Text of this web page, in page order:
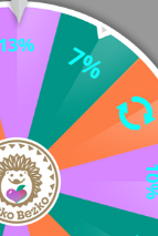
výbava – až 22